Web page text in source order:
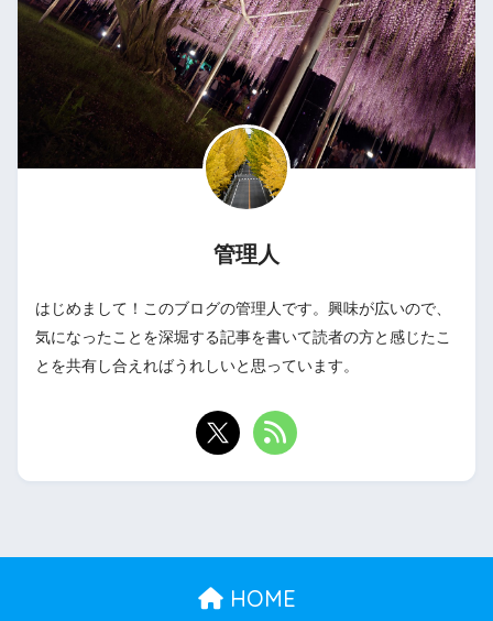
管理人
はじめまして！このブログの管理人です。興味が広いので、
気になったことを深堀する記事を書いて読者の方と感じたこ
とを共有し合えればうれしいと思っています。
HOME